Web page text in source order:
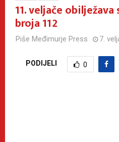
11. veljače
broja 112
Piše Međimurje Press 7.
PODIJELI 0